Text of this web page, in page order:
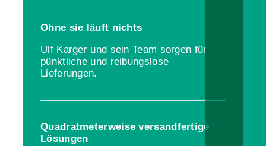
Ohne sie läuft nichts
Ulf Karger und sein Team sorgen für
pünktliche und reibungslose
Lieferungen.
Quadratmeterweise versandfertige
Lösungen